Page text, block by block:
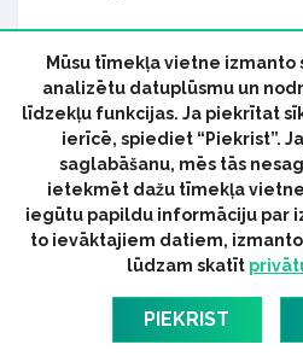
Mūsu tīmekļa vietne izmanto
analizētu datuplūsmu un
līdzekļu funkcijas. Ja piekrītat
ierīcē, spiediet “Piekrist”.
saglabāšanu, mēs tās
ietekmēt dažu tīmekļa
iegūtu papildu informāciju par
to ievāktajiem datiem,
lūdzam skatīt
PIEKRIST